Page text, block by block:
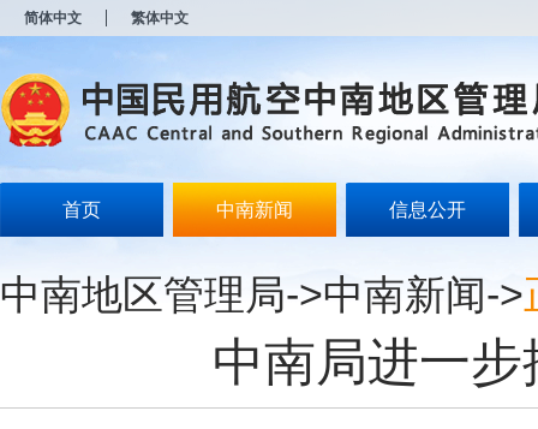
简体中文 繁体中文
首页 中南新闻 信息公开
中南地区管理局->中南新闻->
中南局进一
开
无
障
说
Alt